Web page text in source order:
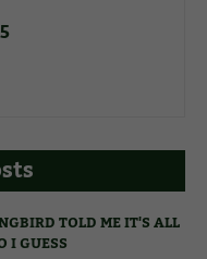
TOLD ME IT'S ALL
I GUESS